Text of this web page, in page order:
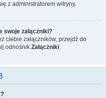
z administratorem witryny.
swoje załączniki?
ciebie załączników, przejdź do
odnośnik Załączniki.